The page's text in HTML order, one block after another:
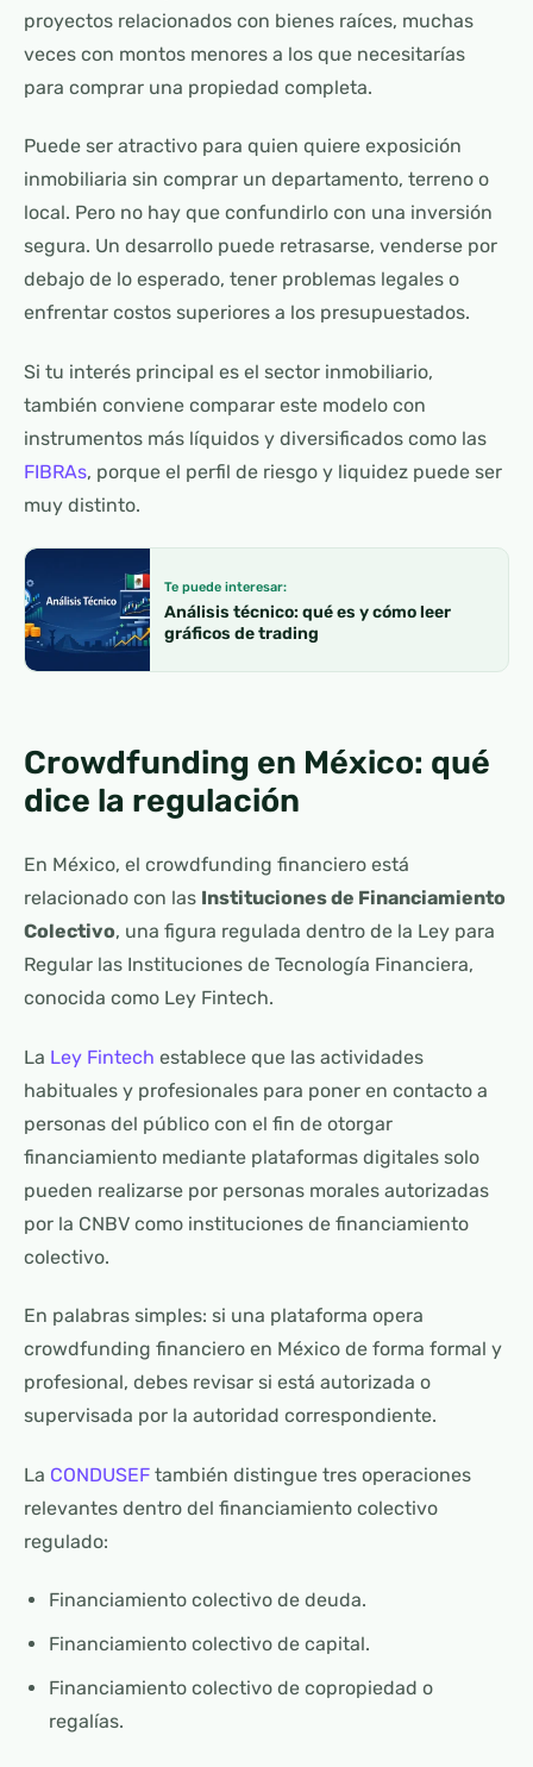
proyectos relacionados con bienes raíces, muchas
veces con montos menores a los que necesitarías
para comprar una propiedad completa.
Puede ser atractivo para quien quiere exposición
inmobiliaria sin comprar un departamento, terreno o
local. Pero no hay que confundirlo con una inversión
segura. Un desarrollo puede retrasarse, venderse por
debajo de lo esperado, tener problemas legales o
enfrentar costos superiores a los presupuestados.
Si tu interés principal es el sector inmobiliario,
también conviene comparar este modelo con
instrumentos más líquidos y diversificados como las
FIBRAs, porque el perfil de riesgo y liquidez puede ser
muy distinto.
Te puede interesar:
Análisis técnico: qué es y cómo leer
gráficos de trading
Crowdfunding en México: qué
dice la regulación
En México, el crowdfunding financiero está
relacionado con las Instituciones de Financiamiento
Colectivo, una figura regulada dentro de la Ley para
Regular las Instituciones de Tecnología Financiera,
conocida como Ley Fintech.
La Ley Fintech establece que las actividades
habituales y profesionales para poner en contacto a
personas del público con el fin de otorgar
financiamiento mediante plataformas digitales solo
pueden realizarse por personas morales autorizadas
por la CNBV como instituciones de financiamiento
colectivo.
En palabras simples: si una plataforma opera
crowdfunding financiero en México de forma formal y
profesional, debes revisar si está autorizada o
supervisada por la autoridad correspondiente.
La CONDUSEF también distingue tres operaciones
relevantes dentro del financiamiento colectivo
regulado:
Financiamiento colectivo de deuda.
Financiamiento colectivo de capital.
Financiamiento colectivo de copropiedad o
regalías.